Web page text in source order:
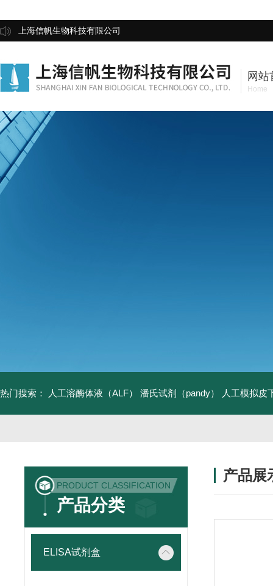
上海信帆生物科技有限公司
网站
Home
热门搜索： 人工溶酶体液（ALF） 潘氏试剂（pandy） 人工模拟皮
PRODUCT CLASSIFICATION
产品分类
ELISA试剂盒
产品展